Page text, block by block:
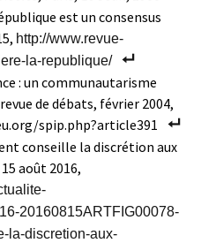
est un consensus
http://www.revue-
la-republique/
: un communautarisme
de débats, février 2004,
spip.php?article391
conseille la discrétion aux
août 2016,
20160815ARTFIG00078-
la-discretion-aux-